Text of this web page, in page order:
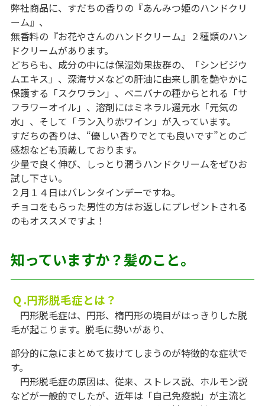
弊社商品に、すだちの香りの『あんみつ姫のハンドクリ
ーム』、
無香料の『お花やさんのハンドクリーム』２種類のハン
ドクリームがあります。
どちらも、成分の中には保湿効果抜群の、「シンビジウ
ムエキス」、深海サメなどの肝油に由来し肌を艶やかに
保護する「スクワラン」、ベニバナの種からとれる「サ
フラワーオイル」、溶剤にはミネラル還元水「元気の
水」、そして「ラン入り赤ワイン」が入っています。
すだちの香りは、“優しい香りでとても良いです”とのご
感想なども頂戴しております。
少量で良く伸び、しっとり潤うハンドクリームをぜひお
試し下さい。
２月１４日はバレンタインデーですね。
チョコをもらった男性の方はお返しにプレゼントされる
のもオススメですよ！
知っていますか？髪のこと。
Q .円形脱毛症とは？
円形脱毛症は、円形、楕円形の境目がはっきりした脱
毛が起こります。脱毛に勢いがあり、
部分的に急にまとめて抜けてしまうのが特徴的な症状で
す。
円形脱毛症の原因は、従来、ストレス説、ホルモン説
などが一般的でしたが、近年は「自己免疫説」が主流と